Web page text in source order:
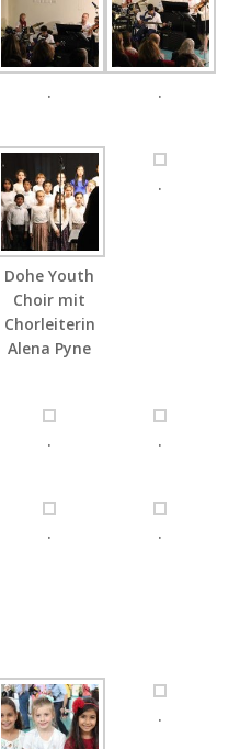
. .
Dohe Youth
Choir mit
Chorleiterin
Alena Pyne
.
. .
. .
.